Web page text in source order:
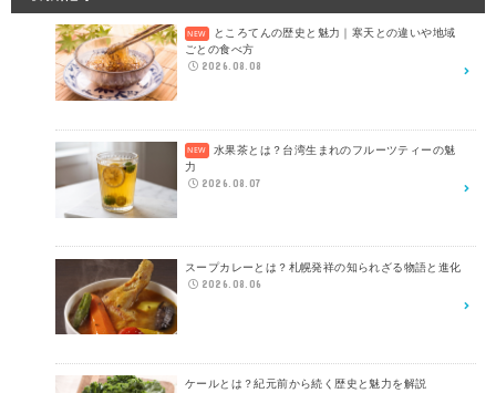
ところてんの歴史と魅力｜寒天との違いや地域
ごとの食べ方
2026.08.08
水果茶とは？台湾生まれのフルーツティーの魅
力
2026.08.07
スープカレーとは？札幌発祥の知られざる物語と進化
2026.08.06
ケールとは？紀元前から続く歴史と魅力を解説